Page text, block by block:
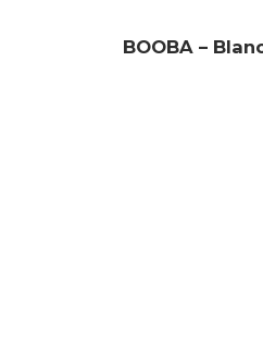
BOOBA –